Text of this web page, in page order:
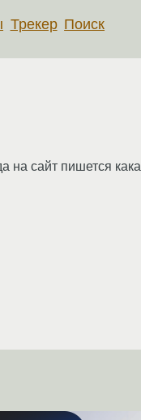
Трекер Поиск
на сайт пишется